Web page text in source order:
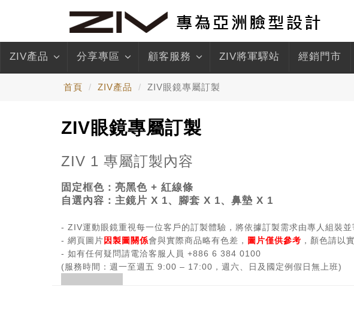
ZIV產品 分享專區 顧客服務 ZIV將軍驛站 經銷門市
首頁 ZIV產品 ZIV眼鏡專屬訂製
ZIV眼鏡專屬訂製
ZIV 1 專屬訂製內容
固定框色： 亮黑色 + 紅線條
自選內容：主鏡片 X 1、 腳套 X 1、鼻墊 X 1
- ZIV運動眼鏡重視每一位客戶的訂製體驗，將依據訂製需求由專人組裝
- 網頁圖片因製圖關係會與實際商品略有色差， 圖片僅供參考 ，顏色請以
- 如有任何疑問請電洽客服人員 +886 6 384 0100
(服務時間：週一至週五 9:00 – 17:00，週六、日及國定例假日無上班)